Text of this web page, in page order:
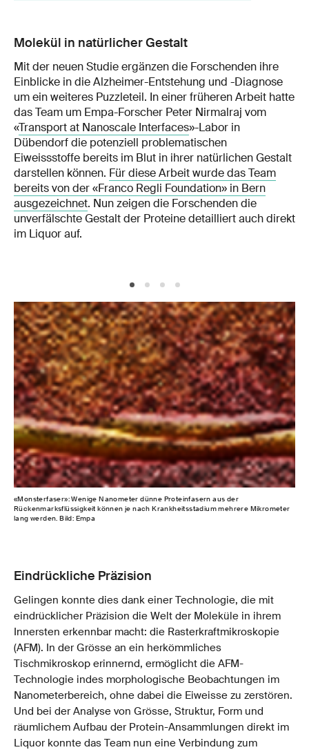
Molekül in natürlicher Gestalt
Mit der neuen Studie ergänzen die Forschenden ihre
Einblicke in die Alzheimer-Entstehung und -Diagnose
um ein weiteres Puzzleteil. In einer früheren Arbeit hatte
das Team um Empa-Forscher Peter Nirmalraj vom
«Transport at Nanoscale Interfaces»-Labor in
Dübendorf die potenziell problematischen
Eiweissstoffe bereits im Blut in ihrer natürlichen Gestalt
darstellen können. Für diese Arbeit wurde das Team
bereits von der «Franco Regli Foundation» in Bern
ausgezeichnet. Nun zeigen die Forschenden die
unverfälschte Gestalt der Proteine detailliert auch direkt
im Liquor auf.
«Monsterfaser»: Wenige Nanometer dünne Proteinfasern aus der
Rückenmarksflüssigkeit können je nach Krankheitsstadium mehrere Mikrometer
lang werden. Bild: Empa
Eindrückliche Präzision
Gelingen konnte dies dank einer Technologie, die mit
eindrücklicher Präzision die Welt der Moleküle in ihrem
Innersten erkennbar macht: die Rasterkraftmikroskopie
(AFM). In der Grösse an ein herkömmliches
Tischmikroskop erinnernd, ermöglicht die AFM-
Technologie indes morphologische Beobachtungen im
Nanometerbereich, ohne dabei die Eiweisse zu zerstören.
Und bei der Analyse von Grösse, Struktur, Form und
räumlichem Aufbau der Protein-Ansammlungen direkt im
Liquor konnte das Team nun eine Verbindung zum